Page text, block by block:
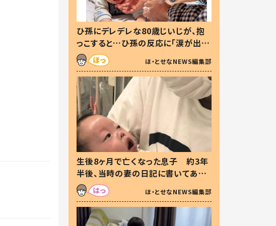
ひ孫にデレデレな80歳じいじが、抱
っこすると…ひ孫の反応に「涙が出ま
した」「可愛くて仕方ない」
ほ・とせなNEWS編集部
生後8ヶ月で亡くなった息子 約3年
半後、当時の妻の日記に書いてあっ
た本音とは
ほ・とせなNEWS編集部